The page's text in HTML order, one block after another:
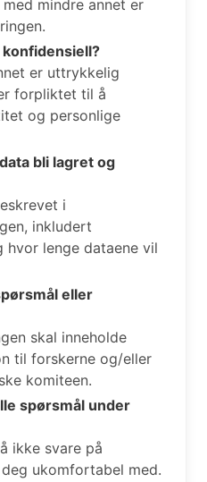
mindre annet er
er uttrykkelig
forpliktet til å
og personlige
bli lagret og
i
inkludert
hvor lenge dataene vil
eller
skal inneholde
til forskerne og/eller
komiteen.
spørsmål under
ikke svare på
ukomfortabel med.